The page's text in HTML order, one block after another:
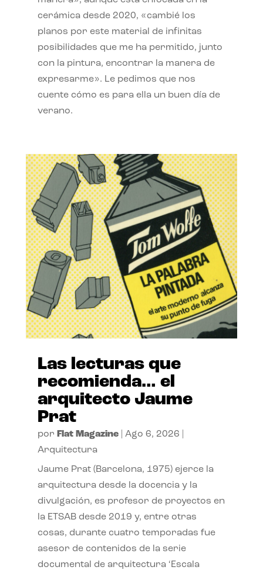
cerámica desde 2020, «cambié los
planos por este material de infinitas
posibilidades que me ha permitido, junto
con la pintura, encontrar la manera de
expresarme». Le pedimos que nos
cuente cómo es para ella un buen día de
verano.
Las lecturas que
recomienda… el
arquitecto Jaume
Prat
por Flat Magazine| Ago 6, 2026
Arquitectura
Jaume Prat (Barcelona, 1975) ejerce la
arquitectura desde la docencia y la
divulgación, es profesor de proyectos en
la ETSAB desde 2019 y, entre otras
cosas, durante cuatro temporadas fue
asesor de contenidos de la serie
documental de arquitectura ‘Escala